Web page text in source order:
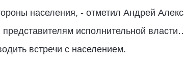
населения, - отметил Андрей
исполнительной
встречи с населением.